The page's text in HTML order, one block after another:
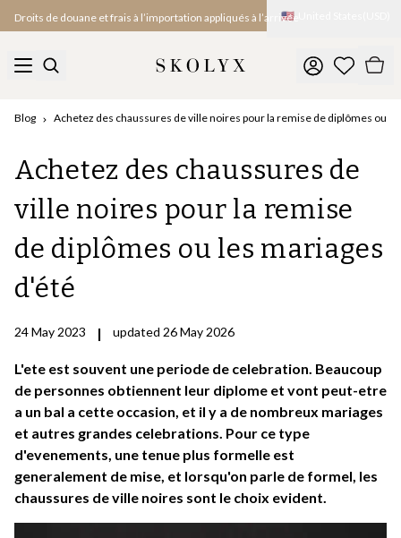
Droits de douane et frais à l’importation appliqués à l’arrivée
🇺🇸
Blog Achetez des chaussures de ville noires pour la remise de diplômes ou
Achetez des chaussures de
ville noires pour la remise
de diplômes ou les mariages
d'été
24 May 2023 | updated 26 May 2026
L'ete est souvent une periode de celebration. Beaucoup
de personnes obtiennent leur diplome et vont peut-etre
a un bal a cette occasion, et il y a de nombreux mariages
et autres grandes celebrations. Pour ce type
d'evenements, une tenue plus formelle est
generalement de mise, et lorsqu'on parle de formel, les
chaussures de ville noires sont le choix evident.